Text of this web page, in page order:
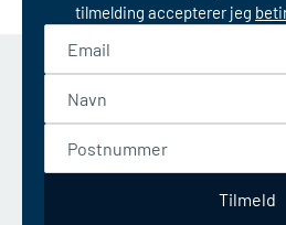
tilmelding accepterer jeg
Tilmeld